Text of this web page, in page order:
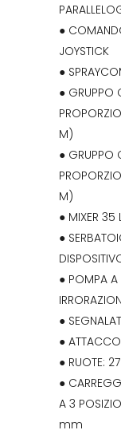
●
JOYSTICK
●
● GRUPPO
M)
● GRUPPO
M)
● MIXER 35
●
● POMPA
●
●
● RUOTE:
●
A 3
mm